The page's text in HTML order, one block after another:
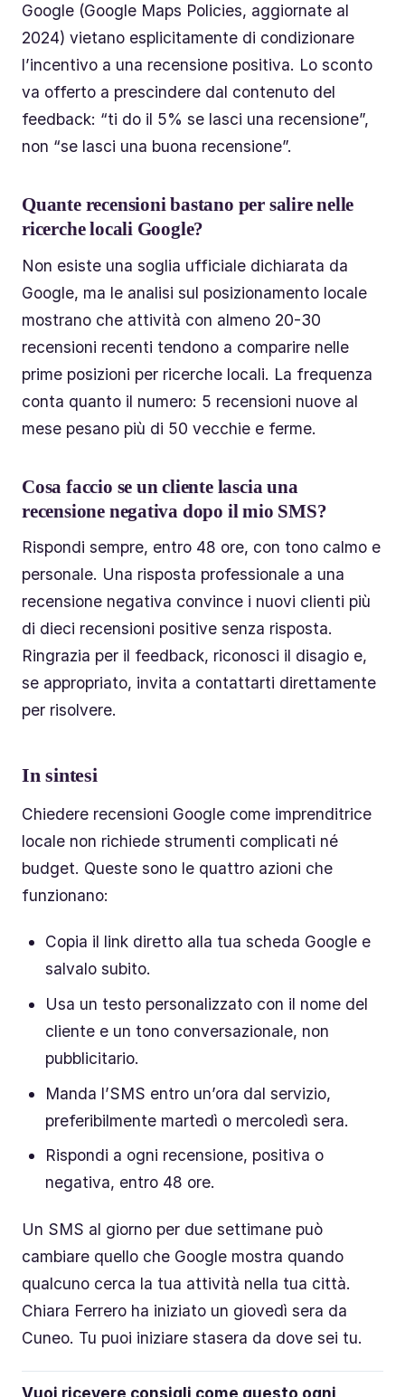
Google (Google Maps Policies, aggiornate al
2024) vietano esplicitamente di condizionare
l’incentivo a una recensione positiva. Lo sconto
va offerto a prescindere dal contenuto del
feedback: “ti do il 5% se lasci una recensione”,
non “se lasci una buona recensione”.
Quante recensioni bastano per salire nelle
ricerche locali Google?
Non esiste una soglia ufficiale dichiarata da
Google, ma le analisi sul posizionamento locale
mostrano che attività con almeno 20-30
recensioni recenti tendono a comparire nelle
prime posizioni per ricerche locali. La frequenza
conta quanto il numero: 5 recensioni nuove al
mese pesano più di 50 vecchie e ferme.
Cosa faccio se un cliente lascia una
recensione negativa dopo il mio SMS?
Rispondi sempre, entro 48 ore, con tono calmo e
personale. Una risposta professionale a una
recensione negativa convince i nuovi clienti più
di dieci recensioni positive senza risposta.
Ringrazia per il feedback, riconosci il disagio e,
se appropriato, invita a contattarti direttamente
per risolvere.
In sintesi
Chiedere recensioni Google come imprenditrice
locale non richiede strumenti complicati né
budget. Queste sono le quattro azioni che
funzionano:
Copia il link diretto alla tua scheda Google e
salvalo subito.
Usa un testo personalizzato con il nome del
cliente e un tono conversazionale, non
pubblicitario.
Manda l’SMS entro un’ora dal servizio,
preferibilmente martedì o mercoledì sera.
Rispondi a ogni recensione, positiva o
negativa, entro 48 ore.
Un SMS al giorno per due settimane può
cambiare quello che Google mostra quando
qualcuno cerca la tua attività nella tua città.
Chiara Ferrero ha iniziato un giovedì sera da
Cuneo. Tu puoi iniziare stasera da dove sei tu.
Vuoi ricevere consigli come questo ogni